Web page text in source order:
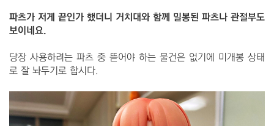
파츠가 저게 끝인가 했더니 거치대와 함께 밀봉된 파츠나 관절부도
보이네요.
당장 사용하려는 파츠 중 뜯어야 하는 물건은 없기에 미개봉 상태
로 잘 놔두기로 합시다.